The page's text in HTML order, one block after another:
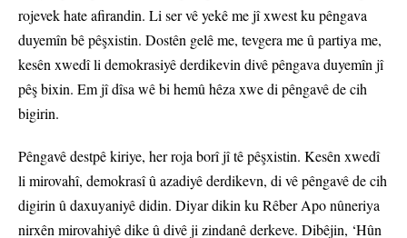
rojevek hate afirandin. Li ser vê yekê me jî xwest ku pêngava
duyemîn bê pêşxistin. Dostên gelê me, tevgera me û partiya me,
kesên xwedî li demokrasiyê derdikevin divê pêngava duyemîn jî
pêş bixin. Em jî dîsa wê bi hemû hêza xwe di pêngavê de cih
bigirin.
Pêngavê destpê kiriye, her roja borî jî tê pêşxistin. Kesên xwedî
li mirovahî, demokrasî û azadiyê derdikevn, di vê pêngavê de cih
digirin û daxuyaniyê didin. Diyar dikin ku Rêber Apo nûneriya
nirxên mirovahiyê dike û divê ji zindanê derkeve. Dibêjin, ‘Hûn